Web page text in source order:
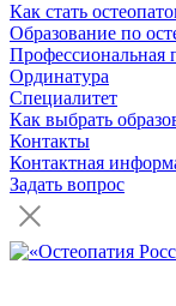
Как стать
Образование по
Профессиональная
Ординатура
Специалитет
Как выбрать
Контакты
Контактная
Задать вопрос